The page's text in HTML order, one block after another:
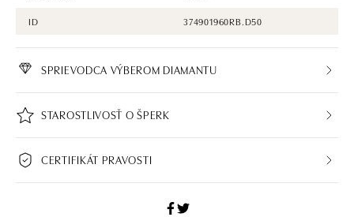
ID
374901960RB.D50
SPRIEVODCA VÝBEROM DIAMANTU
STAROSTLIVOSŤ O ŠPERK
CERTIFIKÁT PRAVOSTI